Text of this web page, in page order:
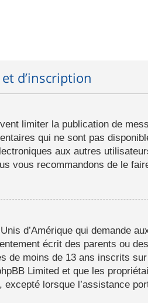
d’inscription
limiter la publication de
qui ne sont pas
aux autres
vous recommandons de le
d’Amérique qui demande
écrit des parents ou
de moins de 13 ans inscrits
Limited et que les
lorsque l’assistance